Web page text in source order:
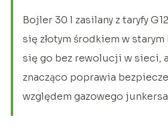
Bojler 30 l zasilany z taryfy
się złotym środkiem w
się go bez rewolucji w sieci,
znacząco poprawia
względem gazowego